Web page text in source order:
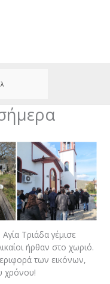
Τριάδα γέμισε
ήρθαν στο χωριό.
των εικόνων,
χρόνου!